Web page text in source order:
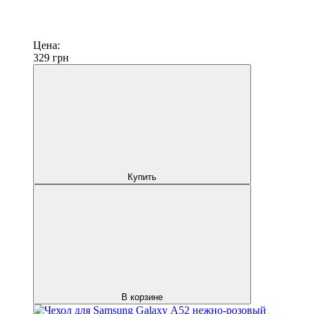
Цена:
329 грн
Купить
В корзине